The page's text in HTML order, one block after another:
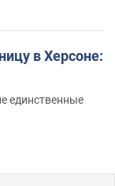
в Херсоне:
единственные